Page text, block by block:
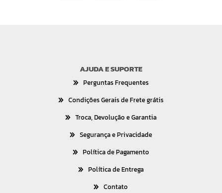
AJUDA E SUPORTE
Perguntas Frequentes
Condições Gerais de Frete grátis
Troca, Devolução e Garantia
Segurança e Privacidade
Política de Pagamento
Política de Entrega
Contato